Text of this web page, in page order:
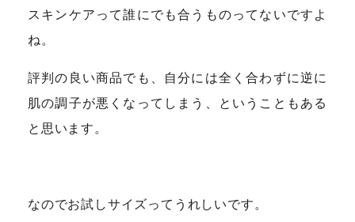
スキンケアって誰にでも合うものってないですよ
ね。
評判の良い商品でも、自分には全く合わずに逆に
肌の調子が悪くなってしまう、ということもある
と思います。
なのでお試しサイズってうれしいです。